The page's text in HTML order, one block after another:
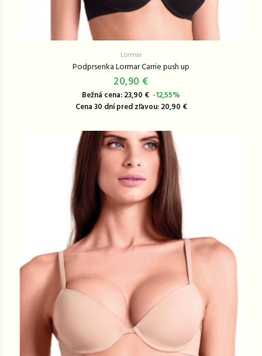
Lormar
Podprsenka Lormar Carrie push up
20,90 €
Bežná cena: 23,90 € -12,55%
Cena 30 dní pred zľavou: 20,90 €